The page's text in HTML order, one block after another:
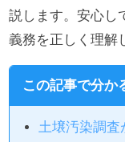
説します。安心し
義務を正しく理解
この記事で分か
土壌汚染調